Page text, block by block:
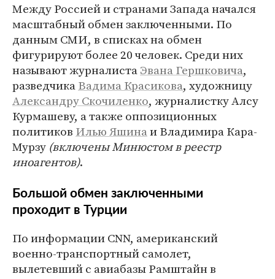
Между Россией и странами Запада начался
масштабный обмен заключенными. По
данным СМИ, в списках на обмен
фигурируют более 20 человек. Среди них
называют журналистаЭвана Гершковича,
разведчикаВадима Красикова, художницу
Александру Скочиленко, журналистку Алсу
Курмашеву, а также оппозиционных
политиков Илью Яшинаи Владимира Кара-
Мурзу (включены Минюстом в реестр
иноагентов).
Большой обмен заключенными
проходит в Турции
По информации CNN, американский
военно-транспортный самолет,
вылетевший с авиабазы Рамштайн в